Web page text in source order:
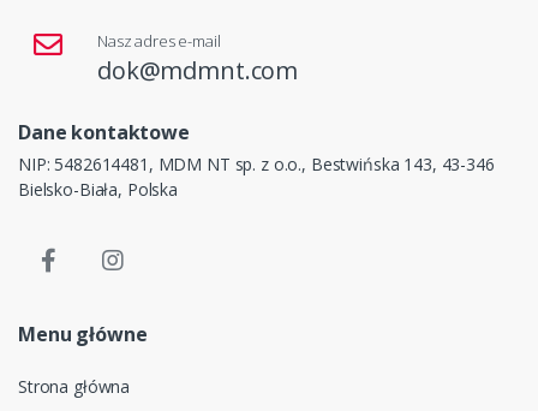
Nasz adres e-mail
dok@mdmnt.com
Dane kontaktowe
NIP: 5482614481, MDM NT sp. z o.o., Bestwińska 143, 43-346
Bielsko-Biała, Polska
Menu główne
Strona główna